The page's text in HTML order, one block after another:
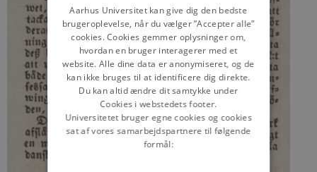
DANISH
Aarhus Universitet kan give dig den bedste
brugeroplevelse, når du vælger ”Accepter alle”
cookies. Cookies gemmer oplysninger om,
hvordan en bruger interagerer med et
website. Alle dine data er anonymiseret, og de
kan ikke bruges til at identificere dig direkte.
Du kan altid ændre dit samtykke under
Cookies i webstedets footer.
Universitetet bruger egne cookies og cookies
sat af vores samarbejdspartnere til følgende
formål: